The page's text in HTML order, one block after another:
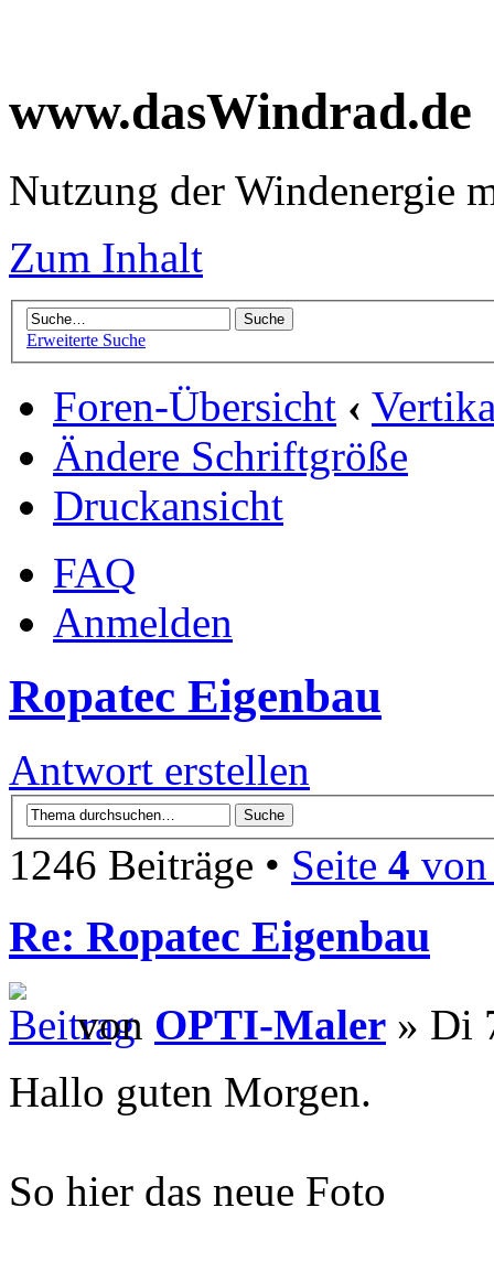
www.dasWindrad.de
Nutzung der Windenergie
Zum Inhalt
Erweiterte Suche
Foren-Übersicht ‹
Ändere Schriftgröße
Druckansicht
FAQ
Anmelden
Ropatec Eigenbau
Antwort erstellen
1246 Beiträge • Seite 4
Re: Ropatec Eigenbau
von OPTI-Maler » Di
Hallo guten Morgen.
So hier das neue Foto